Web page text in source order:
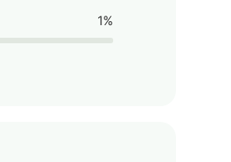
1%